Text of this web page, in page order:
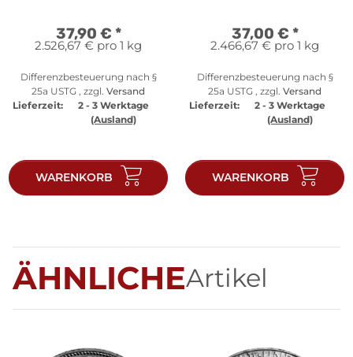
37,90 € *
2.526,67 € pro 1 kg
Differenzbesteuerung nach §
25a USTG , zzgl. Versand
Lieferzeit:
2 - 3 Werktage
(Ausland)
WARENKORB
37,00 € *
2.466,67 € pro 1 kg
Differenzbesteuerung nach §
25a USTG , zzgl. Versand
Lieferzeit:
2 - 3 Werktage
(Ausland)
WARENKORB
ÄHNLICHEArtikel